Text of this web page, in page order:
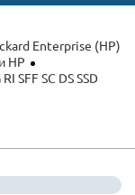
Enterprise (HP)
HP
SFF SC DS SSD